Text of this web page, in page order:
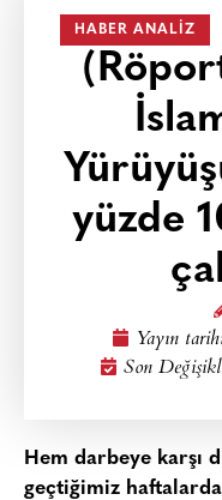
HABER ANALIZ
yüzde
Yayın
Son
Hem darbeye karşı
geçtiğimiz